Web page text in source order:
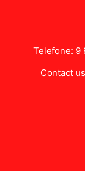
Telefone: 9
Contact